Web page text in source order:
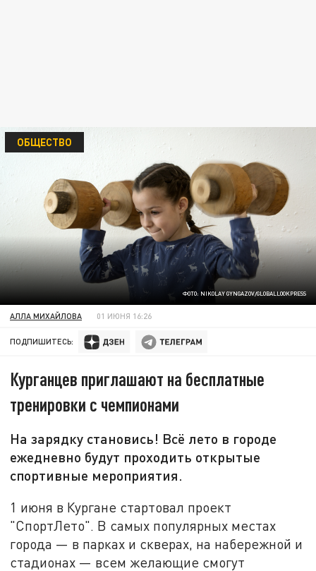
ФОТО: NIKOLAY GYNGAZOV/GLOBALLOOKPRESS
ОБЩЕСТВО
АЛЛА МИХАЙЛОВА 01 ИЮНЯ 16:26
ПОДПИШИТЕСЬ:
Курганцев приглашают на бесплатные
тренировки с чемпионами
На зарядку становись! Всё лето в городе
ежедневно будут проходить открытые
спортивные мероприятия.
1 июня в Кургане стартовал проект
"СпортЛето". В самых популярных местах
города — в парках и скверах, на набережной и
стадионах — всем желающие смогут